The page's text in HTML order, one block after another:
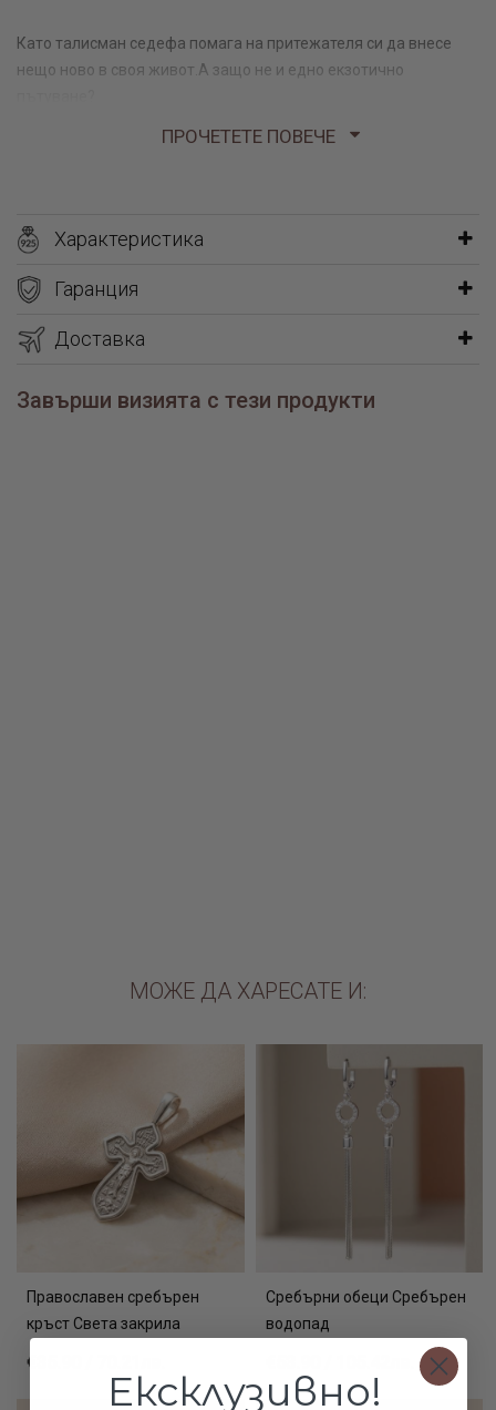
Като талисман седефа помага на притежателя си да внесе
нещо ново в своя живот.А защо не и едно екзотично
ПРОЧЕТЕТЕ ПОВЕЧЕ
Характеристика
Гаранция
Доставка
Завърши визията с тези продукти
МОЖЕ ДА ХАРЕСАТЕ И:
Православен сребърен
кръст Света закрила
€35.90 / 70.21лв.
Сребърни обеци Сребърен
водопад
Ексклузивно!